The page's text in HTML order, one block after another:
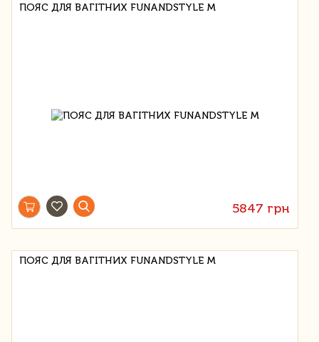
ПОЯС ДЛЯ ВАГІТНИХ FUNANDSTYLE M
5847 грн
ПОЯС ДЛЯ ВАГІТНИХ FUNANDSTYLE M